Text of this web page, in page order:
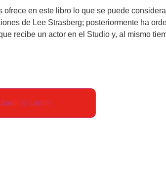
ofrece en este libro lo que se puede
de Lee Strasberg; posteriormente ha
recibe un actor en el Studio y, al mismo
actores que siguieron el Método fueron
en las Universidades de Wisconsin,
al carrito